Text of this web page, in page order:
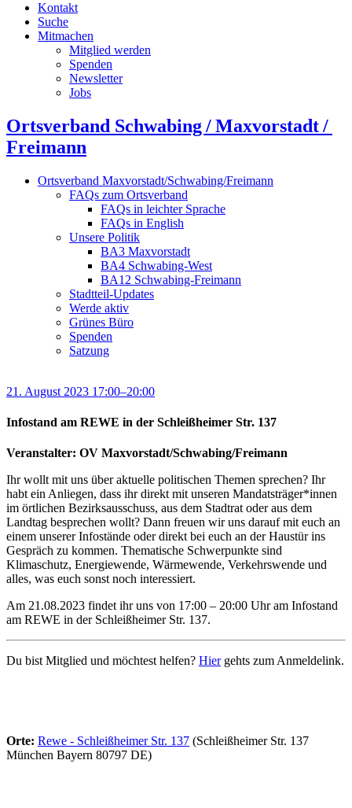
Kontakt
Suche
Mitmachen
Mitglied werden
Spenden
Newsletter
Jobs
Ortsverband Schwabing / Maxvorstadt ⁠/
Freimann
Ortsverband Maxvorstadt/Schwabing/Freimann
FAQs zum Ortsverband
FAQs in leichter Sprache
FAQs in English
Unsere Politik
BA3 Maxvorstadt
BA4 Schwabing-West
BA12 Schwabing-Freimann
Stadtteil-Updates
Werde aktiv
Grünes Büro
Spenden
Satzung
21. August 2023 17:00–20:00
Infostand am REWE in der Schleißheimer Str. 137
Veranstalter: OV Maxvorstadt/Schwabing/Freimann
Ihr wollt mit uns über aktuelle politischen Themen sprechen? Ihr
habt ein Anliegen, dass ihr direkt mit unseren Mandatsträger*innen
im örtlichen Bezirksausschuss, aus dem Stadtrat oder aus dem
Landtag besprechen wollt? Dann freuen wir uns darauf mit euch an
einem unserer Infostände oder direkt bei euch an der Haustür ins
Gespräch zu kommen. Thematische Schwerpunkte sind
Klimaschutz, Energiewende, Wärmewende, Verkehrswende und
alles, was euch sonst noch interessiert.
Am 21.08.2023 findet ihr uns von 17:00 – 20:00 Uhr am Infostand
am REWE in der Schleißheimer Str. 137.
Du bist Mitglied und möchtest helfen? Hiergehts zum Anmeldelink.
Orte: Rewe - Schleißheimer Str. 137 (Schleißheimer Str. 137
München Bayern 80797 DE)